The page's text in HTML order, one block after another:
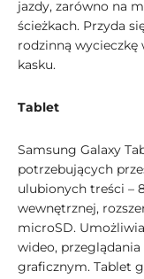
jazdy, zarówno na
ścieżkach. Przyda
rodzinną
kasku.
Tablet
Samsung Galaxy
potrzebujących
ulubionych treści –
wewnętrznej,
microSD.
wideo,
graficznym. Tablet